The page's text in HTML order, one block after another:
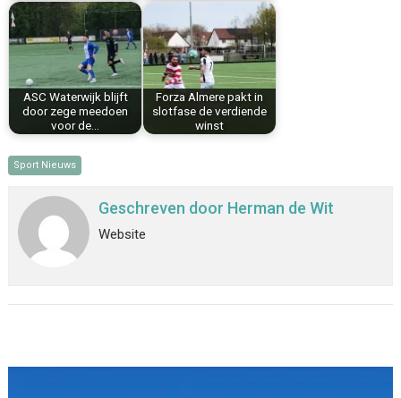
ASC Waterwijk blijft
door zege meedoen
voor de…
Forza Almere pakt in
slotfase de verdiende
winst
Sport Nieuws
Geschreven door Herman de Wit
Website